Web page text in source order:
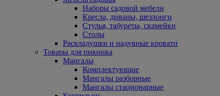
Наборы садовой мебели
Кресла, диваны, шезлонги
Стулья, табуреты, скамейки
Столы
Раскладушки и надувные кровати
Товары для пикника
Мангалы
Комплектующие
Мангалы разборные
Мангалы стационарные